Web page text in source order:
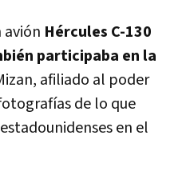
avión Hércules C-130
participaba en la
afiliado al poder
de lo que
en el